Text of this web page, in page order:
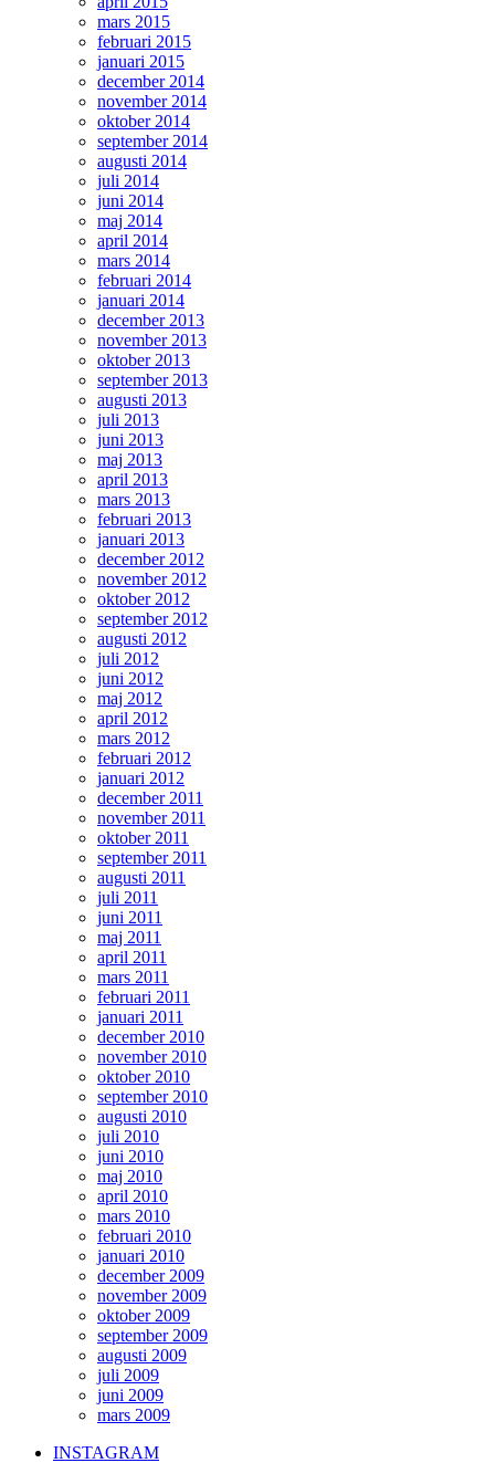
mars 2015
februari 2015
januari 2015
december 2014
november 2014
oktober 2014
september 2014
augusti 2014
juli 2014
juni 2014
maj 2014
april 2014
mars 2014
februari 2014
januari 2014
december 2013
november 2013
oktober 2013
september 2013
augusti 2013
juli 2013
juni 2013
maj 2013
april 2013
mars 2013
februari 2013
januari 2013
december 2012
november 2012
oktober 2012
september 2012
augusti 2012
juli 2012
juni 2012
maj 2012
april 2012
mars 2012
februari 2012
januari 2012
december 2011
november 2011
oktober 2011
september 2011
augusti 2011
juli 2011
juni 2011
maj 2011
april 2011
mars 2011
februari 2011
januari 2011
december 2010
november 2010
oktober 2010
september 2010
augusti 2010
juli 2010
juni 2010
maj 2010
april 2010
mars 2010
februari 2010
januari 2010
december 2009
november 2009
oktober 2009
september 2009
augusti 2009
juli 2009
juni 2009
mars 2009
INSTAGRAM